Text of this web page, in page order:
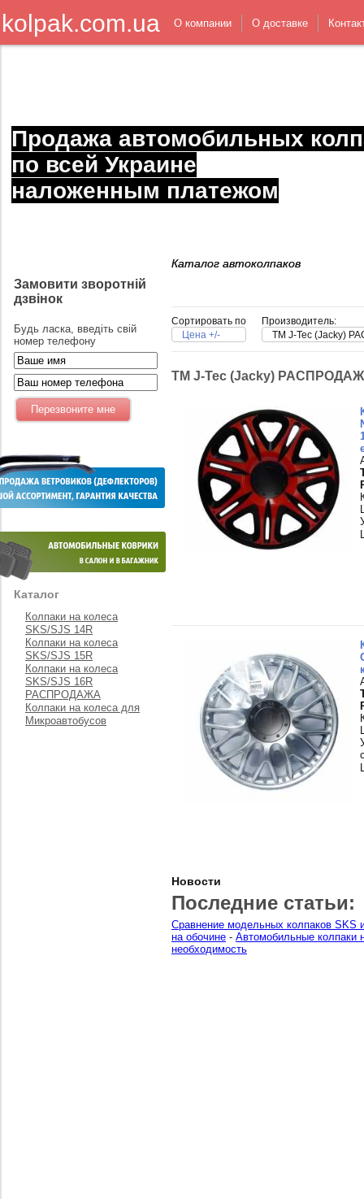
kolpak.com.ua О компании О доставке
Продажа автомобильных
по всей Украине
наложенным платежом
Замовити зворотній
дзвінок
Будь ласка, введіть свій
номер телефону
Каталог
Колпаки на колеса
SKS/SJS 14R
Колпаки на колеса
SKS/SJS 15R
Колпаки на колеса
SKS/SJS 16R
РАСПРОДАЖА
Колпаки на колеса для
Микроавтобусов
Каталог автоколпаков
Сортировать по
Цена +/-
Производитель:
TM J-Tec (Jacky)
TM J-Tec (Jacky)
Новости
Последние статьи:
Сравнение модельных колпаков SKS
на обочине - Автомобильные колпаки
необходимость